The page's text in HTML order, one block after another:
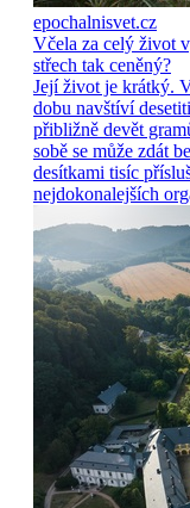
epochalnisvet.cz
Včela za celý život
střech tak ceněný?
Její život je krátký.
dobu navštíví
přibližně devět
sobě se může zdát
desítkami tisíc
nejdokonalejších